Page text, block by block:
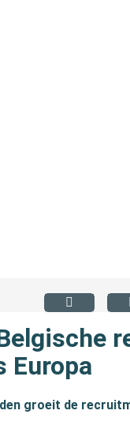
Europa
groeit de